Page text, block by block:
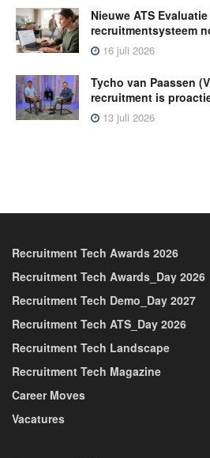
Nieuwe ATS
recruitmentsysteem
16 juli 2026
Tycho van Paassen
recruitment is
13 juli 2026
Recruitment Tech Awards 2026
Recruitment Tech Awards_Day 2026
Recruitment Tech Demo_Day 2027
Recruitment Tech ATS_Day 2026
Recruitment Tech Landscape
Recruitment Tech Magazine
Career Moves
Vacatures